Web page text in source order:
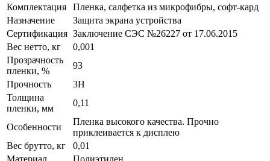
Комплектация
Пленка, салфетка из микрофибры, софт-кард
Назначение
Защита экрана устройства
Сертификация Заключение СЭС №26227 от 17.06.2015
Вес нетто, кг
0,001
Прозрачность
пленки, %
93
Прочность
3H
Толщина
пленки, мм
0,11
Особенности
Пленка высокого качества. Прочно
приклеивается к дисплею
Вес брутто, кг
0,01
Материал
Полиэтилен